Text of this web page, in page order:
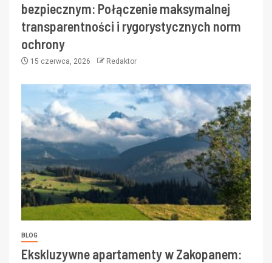
bezpiecznym: Połączenie maksymalnej
transparentności i rygorystycznych norm
ochrony
15 czerwca, 2026 Redaktor
BLOG
Ekskluzywne apartamenty w Zakopanem: